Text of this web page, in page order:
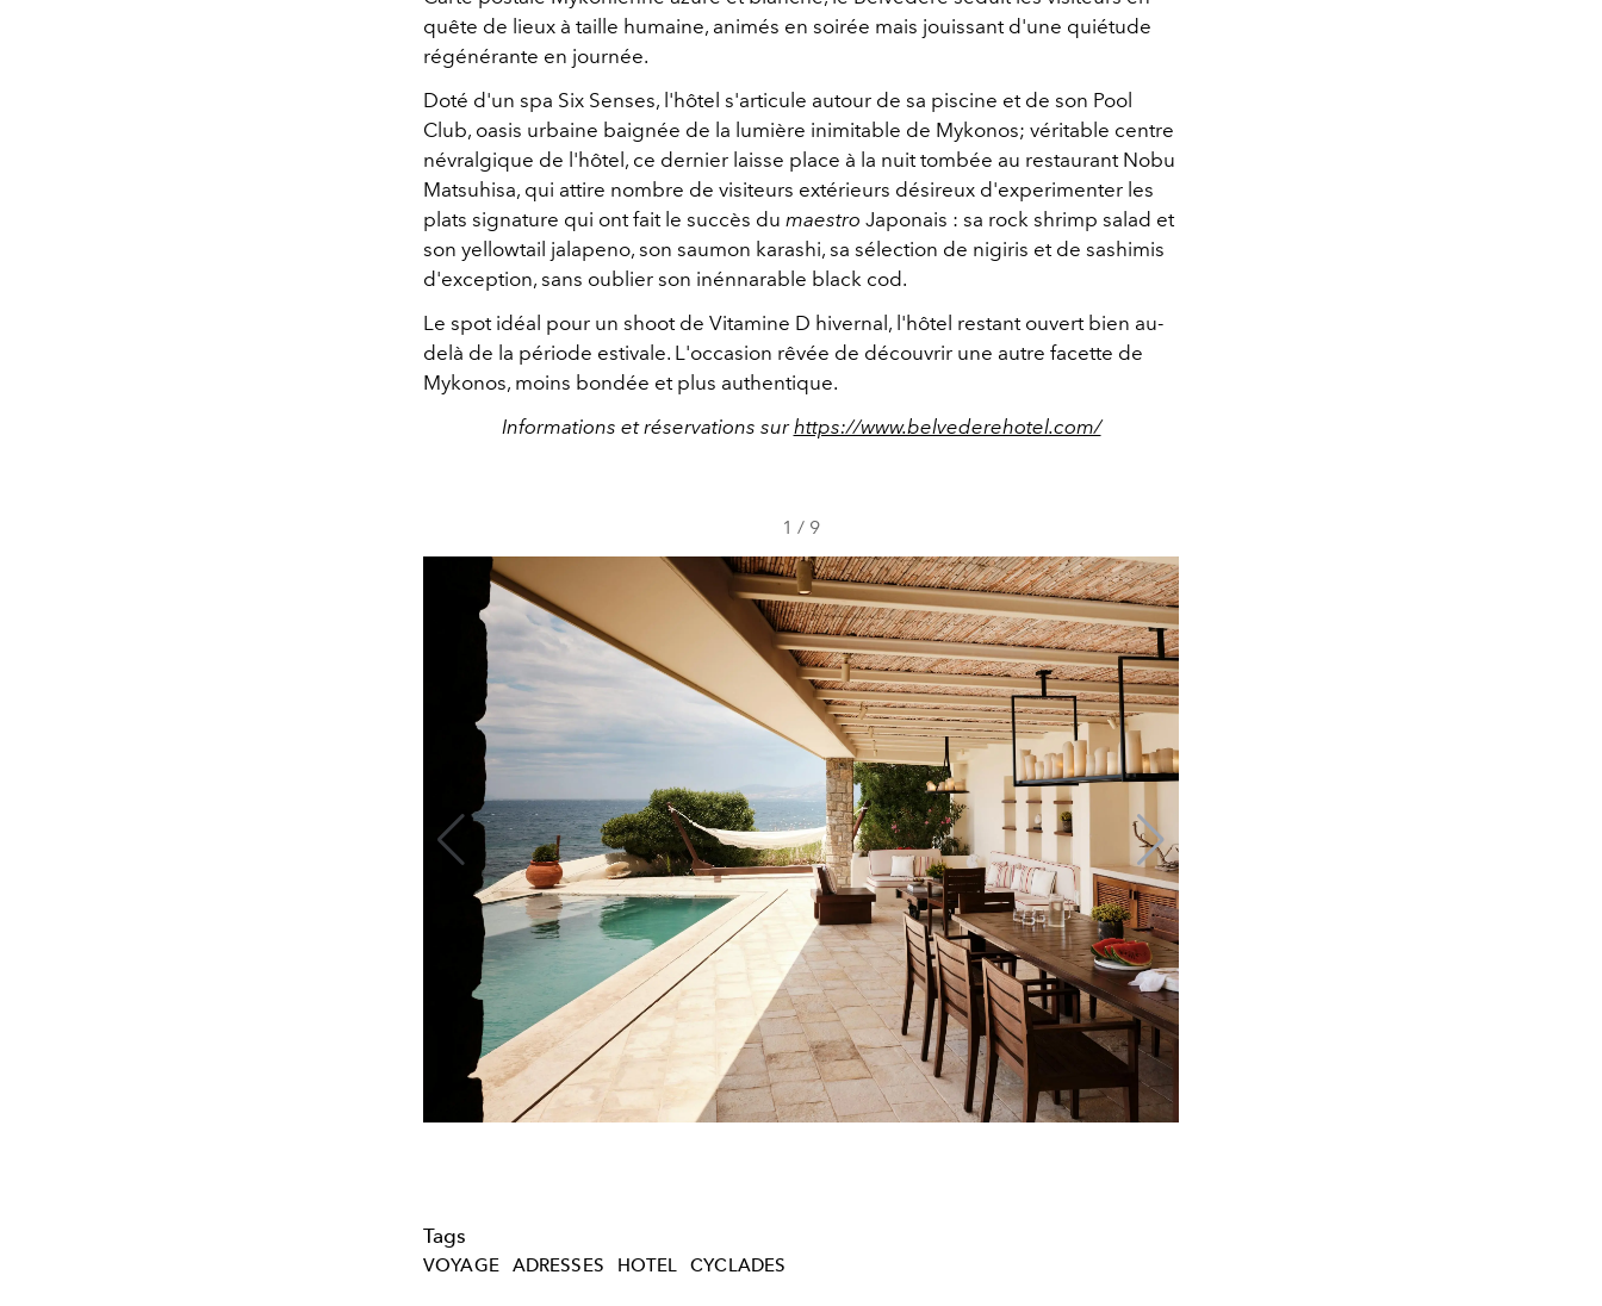
quête de lieux à taille humaine, animés en soirée mais jouissant d'une quiétude
régénérante en journée.
Doté d'un spa Six Senses, l'hôtel s'articule autour de sa piscine et de son Pool
Club, oasis urbaine baignée de la lumière inimitable de Mykonos; véritable centre
névralgique de l'hôtel, ce dernier laisse place à la nuit tombée au restaurant Nobu
Matsuhisa, qui attire nombre de visiteurs extérieurs désireux d'experimenter les
plats signature qui ont fait le succès du maestro Japonais : sa rock shrimp salad et
son yellowtail jalapeno, son saumon karashi, sa sélection de nigiris et de sashimis
d'exception, sans oublier son inénnarable black cod.
Le spot idéal pour un shoot de Vitamine D hivernal, l'hôtel restant ouvert bien au-
delà de la période estivale. L'occasion rêvée de découvrir une autre facette de
Mykonos, moins bondée et plus authentique.
Informations et réservations surhttps://www.belvederehotel.com/
1 / 9
Tags
VOYAGE ADRESSES HOTEL CYCLADES